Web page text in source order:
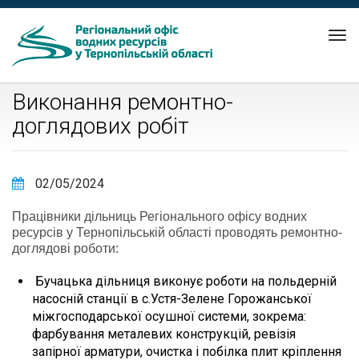
Виконання ремонтно-
доглядових робіт
02/05/2024
Працівники дільниць Регіонального офісу водних
ресурсів у Тернопільській області проводять ремонтно-
доглядові роботи:
Бучацька дільниця виконує роботи на польдерній
насосній станції в с.Устя-Зелене Горожанської
міжгосподарської осушної системи, зокрема:
фарбування металевих конструкцій, ревізія
запірної арматури, очистка і побілка плит кріплення